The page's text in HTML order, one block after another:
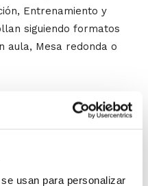
usan para personalizar
Entrenamiento y
siguiendo formatos
aula, Mesa redonda o
se celebrará el
13 de
de Alicante. En ella,
La actividad